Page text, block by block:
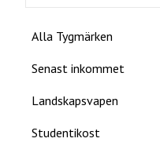
Alla Tygmärken
Senast inkommet
Landskapsvapen
Studentikost